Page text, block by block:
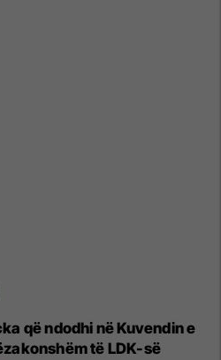
që ndodhi në Kuvendin e
të LDK-së